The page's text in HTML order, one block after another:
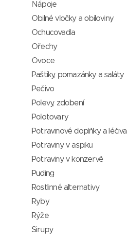
Nápoje
Obilné vločky a obiloviny
Ochucovadla
Ořechy
Ovoce
Paštiky, pomazánky a saláty
Pečivo
Polevy, zdobení
Polotovary
Potravinové doplňky a léčiva
Potraviny v aspiku
Potraviny v konzervě
Puding
Rostlinné alternativy
Ryby
Rýže
Sirupy